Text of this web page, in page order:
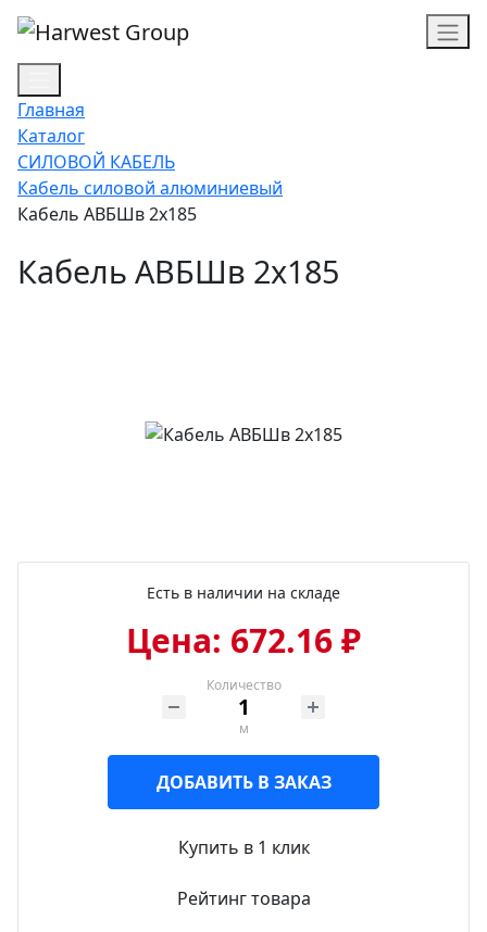
Главная
Каталог
СИЛОВОЙ КАБЕЛЬ
Кабель силовой алюминиевый
Кабель АВБШв 2х185
Кабель АВБШв 2х185
Есть в наличии на складе
Цена: 672.16 ₽
Количество
м
ДОБАВИТЬ В ЗАКАЗ
Купить в 1 клик
Рейтинг товара